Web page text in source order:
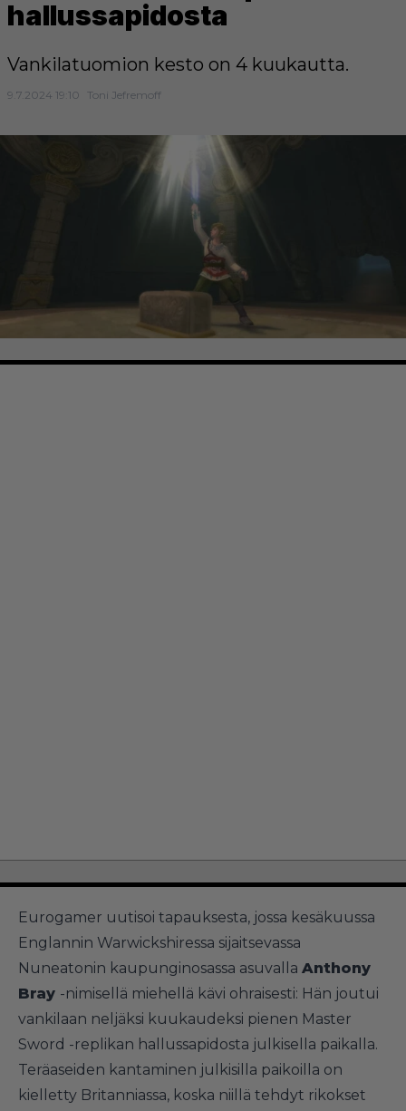
hallussapidosta
Vankilatuomion kesto on 4 kuukautta.
9.7.2024 19:10 Toni Jefremoff
Eurogamer uutisoi tapauksesta, jossa kesäkuussa
Englannin Warwickshiressa sijaitsevassa
Nuneatonin kaupunginosassa asuvalla Anthony
Bray -nimisellä miehellä kävi ohraisesti: Hän joutui
vankilaan neljäksi kuukaudeksi pienen Master
Sword -replikan hallussapidosta julkisella paikalla.
Teräaseiden kantaminen julkisilla paikoilla on
kielletty Britanniassa, koska niillä tehdyt rikokset